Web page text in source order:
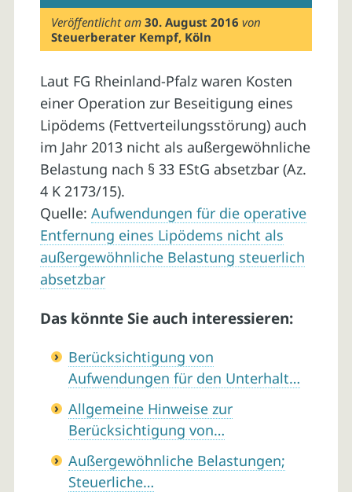
Veröffentlicht am30. August 2016 von
Steuerberater Kempf, Köln
Laut FG Rheinland-Pfalz waren Kosten
einer Operation zur Beseitigung eines
Lipödems (Fettverteilungsstörung) auch
im Jahr 2013 nicht als außergewöhnliche
Belastung nach § 33 EStG absetzbar (Az.
4 K 2173/15).
Quelle: Aufwendungen für die operative
Entfernung eines Lipödems nicht als
außergewöhnliche Belastung steuerlich
absetzbar
Das könnte Sie auch interessieren:
Berücksichtigung von
Aufwendungen für den Unterhalt…
Allgemeine Hinweise zur
Berücksichtigung von…
Außergewöhnliche Belastungen;
Steuerliche…